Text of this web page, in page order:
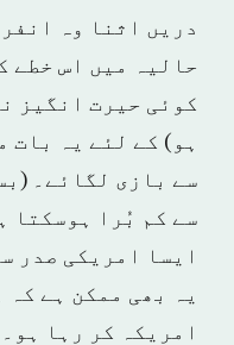
دریں اثنا وہ
حالیہ میں اس خطے
کوئی حیرت انگیز
ہو) کے لئے یہ بات
سے بازی لگائے۔
سے کم بُرا ہوسکتا
ایسا امریکی صدر
یہ بھی ممکن ہے
امریکہ کر رہا